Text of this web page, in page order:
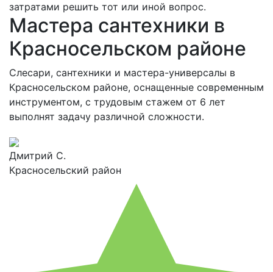
затратами решить тот или иной вопрос.
Мастера сантехники в
Красносельском районе
Слесари, сантехники и мастера-универсалы в
Красносельском районе, оснащенные современным
инструментом, с трудовым стажем от 6 лет
выполнят задачу различной сложности.
Дмитрий С.
Красносельский район